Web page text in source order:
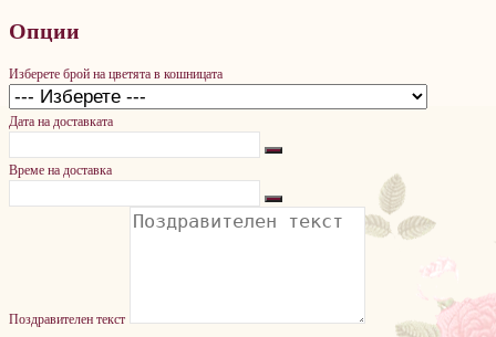
Опции
Изберете брой на цветята в кошницата
Дата на доставката
Време на доставка
Поздравителен текст